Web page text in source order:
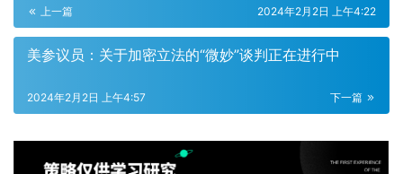
上一篇 2024年2月2日 上午4:22
美参议员：关于加密立法的“微妙”谈判正在进行中
下一篇
2024年2月2日 上午4:57